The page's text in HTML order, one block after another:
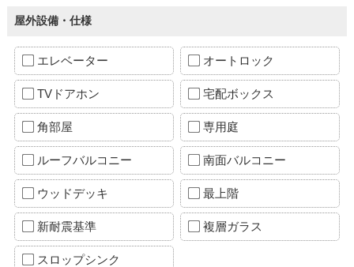
屋外設備・仕様
エレベーター オートロック
TVドアホン 宅配ボックス
角部屋 専用庭
ルーフバルコニー 南面バルコニー
ウッドデッキ 最上階
新耐震基準 複層ガラス
スロップシンク